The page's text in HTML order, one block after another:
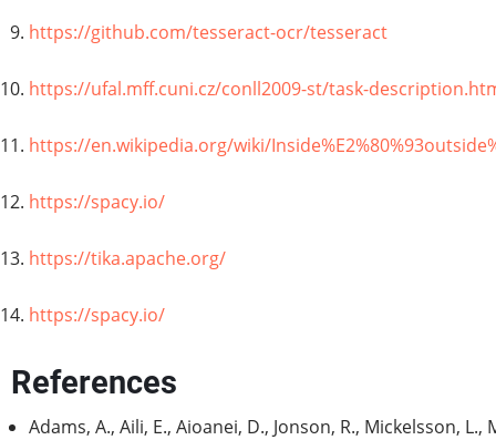
https://github.com/tesseract-ocr/tesseract
https://ufal.mff.cuni.cz/conll2009-st/task-
https://en.wikipedia.org/wiki/
https://spacy.io/
https://tika.apache.org/
https://spacy.io/
References
Adams, A., Aili, E., Aioanei, D., Jonson, R., Mickelsson, L.,